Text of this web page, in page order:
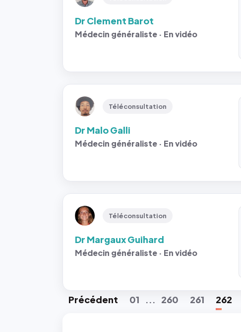
Dr Clement Barot
Médecin généraliste · En vidéo
Téléconsultation
Dr Malo Galli
Médecin généraliste · En vidéo
Téléconsultation
Dr Margaux Guihard
Médecin généraliste · En vidéo
Précédent 01 ... 260 261 262